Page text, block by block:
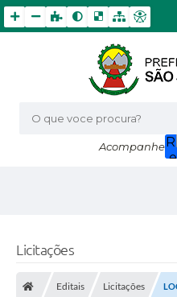
O que voce procura?
Acompanhe
Licitações
Editais Licitações